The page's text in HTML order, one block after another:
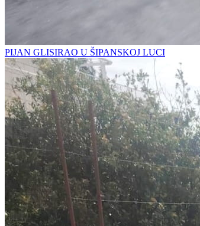
PIJAN GLISIRAO U ŠIPANSKOJ LUCI